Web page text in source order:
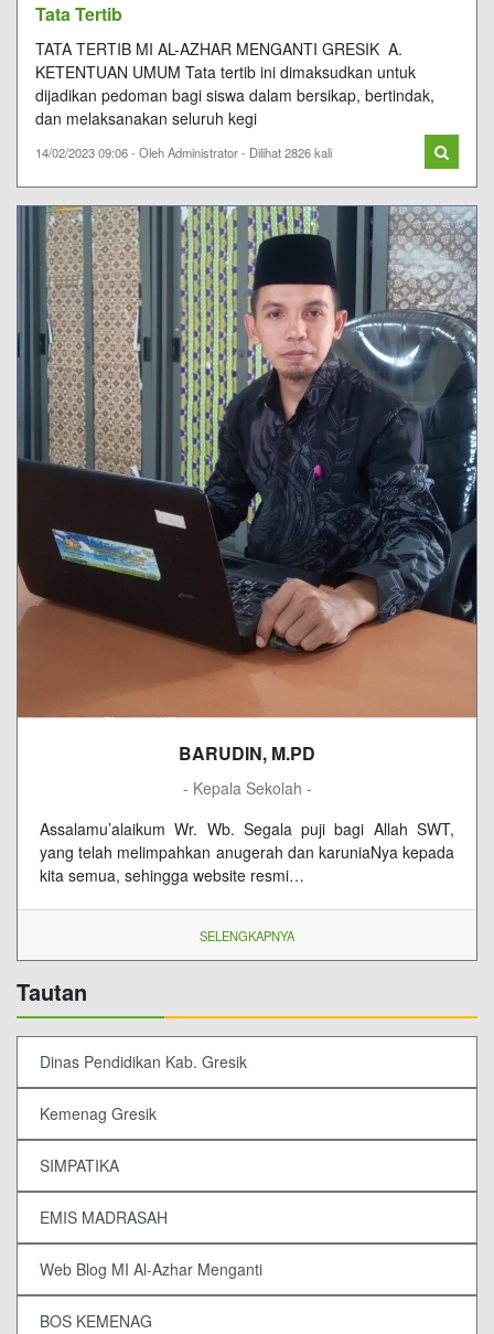
Tata Tertib
TATA TERTIB MI AL-AZHAR MENGANTI GRESIK A.
KETENTUAN UMUM Tata tertib ini dimaksudkan untuk
dijadikan pedoman bagi siswa dalam bersikap, bertindak,
dan melaksanakan seluruh kegi
14/02/2023 09:06 - Oleh Administrator - Dilihat 2826 kali
BARUDIN, M.PD
- Kepala Sekolah -
Assalamu’alaikum Wr. Wb. Segala puji bagi Allah SWT,
yang telah melimpahkan anugerah dan karuniaNya kepada
kita semua, sehingga website resmi…
SELENGKAPNYA
Tautan
Dinas Pendidikan Kab. Gresik
Kemenag Gresik
SIMPATIKA
EMIS MADRASAH
Web Blog MI Al-Azhar Menganti
BOS KEMENAG